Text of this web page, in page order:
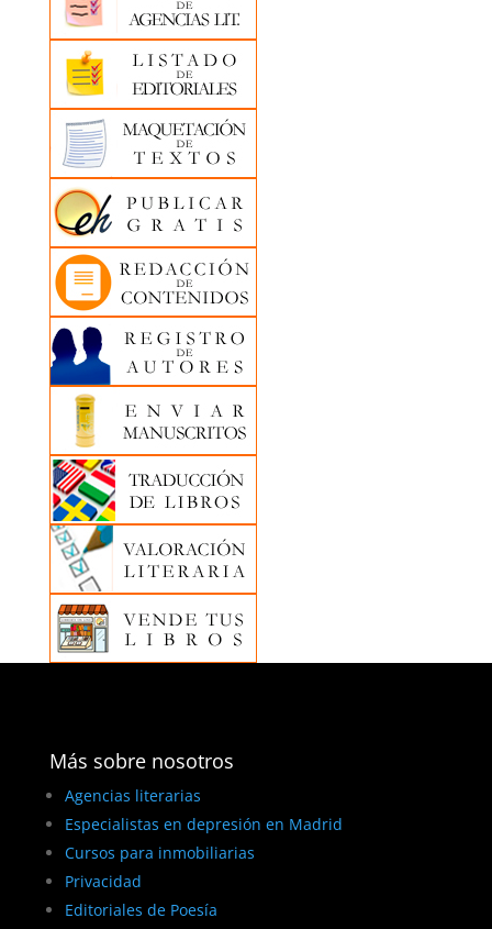
Más sobre nosotros
Agencias literarias
Especialistas en depresión en Madrid
Cursos para inmobiliarias
Privacidad
Editoriales de Poesía